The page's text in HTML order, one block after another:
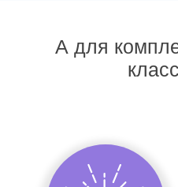
А для